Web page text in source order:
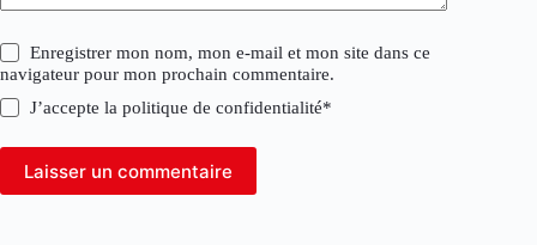
Enregistrer mon nom, mon e-mail et mon site dans ce
navigateur pour mon prochain commentaire.
J’accepte lapolitique de confidentialité*
Laisser un commentaire